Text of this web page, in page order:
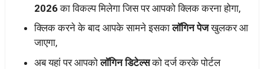
2026का विकल्प मिलेगा जिस पर आपको क्लिक करना होगा,
क्लिक करने के बाद आपके सामने इसकालॉगिन पेजखुलकर आ
जाएगा,
अब यहां पर आपकोलॉगिन डिटेल्सको दर्ज करके पोर्टल